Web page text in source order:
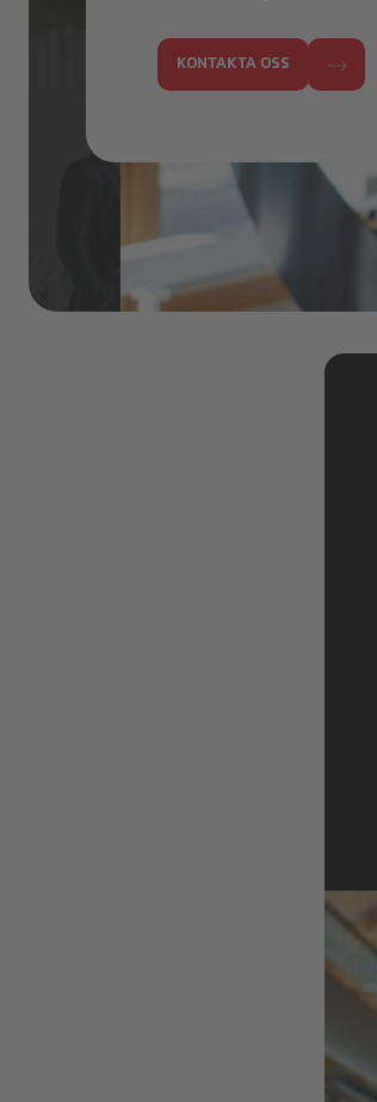
KONTAKTA OSS